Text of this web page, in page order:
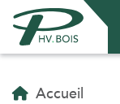
Accueil